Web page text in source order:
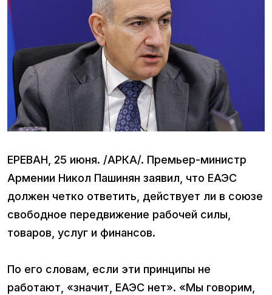
ЕРЕВАН, 25 июня. /АРКА/. Премьер-министр
Армении Никол Пашинян заявил, что ЕАЭС
должен четко ответить, действует ли в союзе
свободное передвижение рабочей силы,
товаров, услуг и финансов.
По его словам, если эти принципы не
работают, «значит, ЕАЭС нет». «Мы говорим,